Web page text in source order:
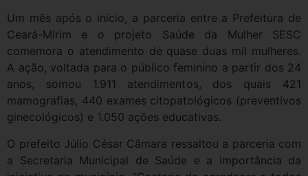
Um mês após o início, a parceria entre a Prefeitura de
Ceará-Mirim e o projeto Saúde da Mulher SESC
comemora o atendimento de quase duas mil mulheres.
A ação, voltada para o público feminino a partir dos 24
anos, somou 1.911 atendimentos, dos quais 421
mamografias, 440 exames citopatológicos (preventivos
ginecológicos) e 1.050 ações educativas.
O prefeito Júlio César Câmara ressaltou a parceria com
a Secretaria Municipal de Saúde e a importância da